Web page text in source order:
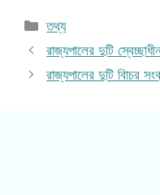
Categories
তথ্য
রাজ্যপালের দুটি
রাজ্যপালের দুটি বিাচর